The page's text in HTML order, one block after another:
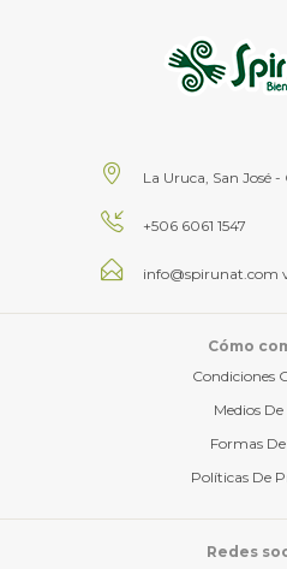
La Uruca, San José -
+506 6061 1547
info@spirunat.com
Cómo
Condiciones
Medios
Formas
Políticas De
Redes